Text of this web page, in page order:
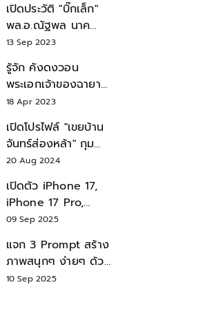
เปิดประวัติ "บิ๊กเล็ก"
พล.อ.ณัฐพล นาค
พาณิชย์ จากเลขาฯ
สมช.-เลขาฯ
รมว.กลาโหม
13 Sep 2023
รู้จัก คังดงวอน
พระเอกเจ้าของฉายา
สมบัติแห่งชาติ หลังมี
18 Apr 2023
เปิดโปรไฟล์ "เขยบ้าน
จันทร์ส่องหล้า" กุม
บังเหียนธุรกิจตระกูล
"ชินวัตร"
20 Aug 2024
เปิดตัว iPhone 17,
iPhone 17 Pro,
iPhone 17 Air สเปค
09 Sep 2025
แจก 3 Prompt สร้าง
ภาพสนุกๆ ง่ายๆ ด้วย
Nano Banana ใน
10 Sep 2025